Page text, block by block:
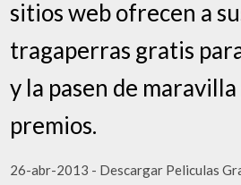
sitios web ofrecen a
tragaperras gratis
y la pasen de
premios.
26-abr-2013 - Descargar Peliculas